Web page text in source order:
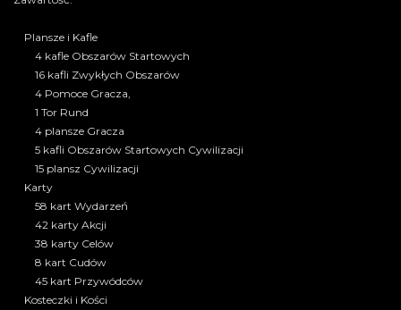
Plansze i Kafle
4 kafle Obszarów Startowych
16 kafli Zwykłych Obszarów
4 Pomoce Gracza,
1 Tor Rund
4 plansze Gracza
5 kafli Obszarów Startowych Cywilizacji
15 plansz Cywilizacji
Karty
58 kart Wydarzeń
42 karty Akcji
38 karty Celów
8 kart Cudów
45 kart Przywódców
Kosteczki i Kości